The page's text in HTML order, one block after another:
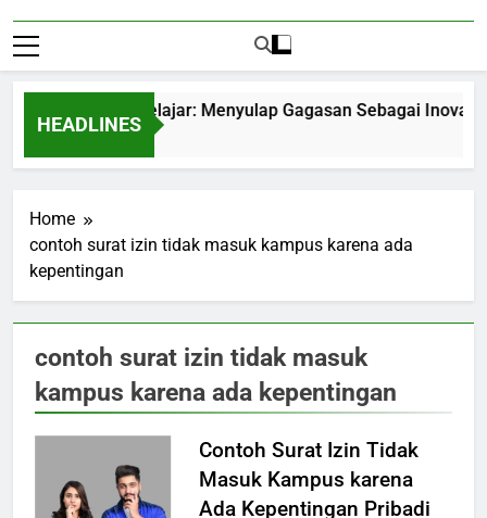
HEADLINES
Pelajar: Menyulap Gagasan Sebagai Inovasi
Ago
Home
contoh surat izin tidak masuk kampus karena ada
kepentingan
contoh surat izin tidak masuk
kampus karena ada kepentingan
Contoh Surat Izin Tidak
Masuk Kampus karena
Ada Kepentingan Pribadi